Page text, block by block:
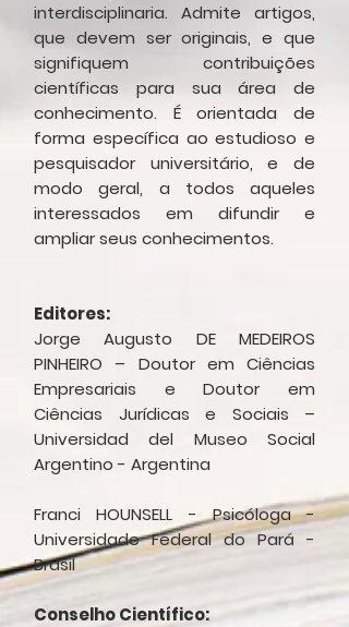
interdisciplinaria. Admite artigos,
que devem ser originais, e que
signifiquem contribuições
científicas para sua área de
conhecimento. É orientada de
forma específica ao estudioso e
pesquisador universitário, e de
modo geral, a todos aqueles
interessados em difundir e
ampliar seus conhecimentos.
Editores:
Jorge Augusto DE MEDEIROS
PINHEIRO – Doutor em Ciências
Empresariais e Doutor em
Ciências Jurídicas e Sociais –
Universidad del Museo Social
Argentino - Argentina
Franci HOUNSELL - Psicóloga -
Universidade Federal do Pará -
Brasil
Conselho Científico: